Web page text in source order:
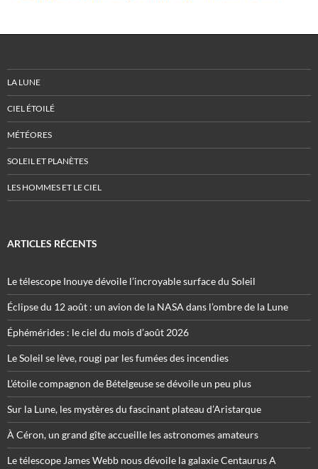
LA LUNE
CIEL ÉTOILÉ
MÉTÉORES
SOLEIL ET PLANÈTES
LES HOMMES ET LE CIEL
ARTICLES RÉCENTS
Le télescope Inouye dévoile l’incroyable surface du Soleil
Éclipse du 12 août : un avion de la NASA dans l’ombre de la Lune
Éphémérides : le ciel du mois d’août 2026
Le Soleil se lève, rougi par les fumées des incendies
L’étoile compagnon de Bételgeuse se dévoile un peu plus
Sur la Lune, les mystères du fascinant plateau d’Aristarque
À Céron, un grand gîte accueille les astronomes amateurs
Le télescope James Webb nous dévoile la galaxie Centaurus A